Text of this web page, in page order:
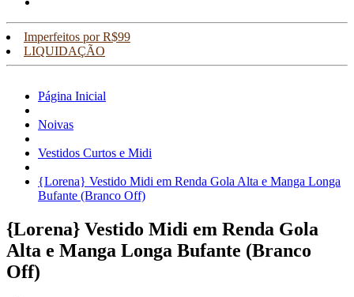
Imperfeitos por R$99
LIQUIDAÇÃO
Página Inicial
Noivas
Vestidos Curtos e Midi
{Lorena} Vestido Midi em Renda Gola Alta e Manga Longa
Bufante (Branco Off)
{Lorena} Vestido Midi em Renda Gola
Alta e Manga Longa Bufante (Branco
Off)